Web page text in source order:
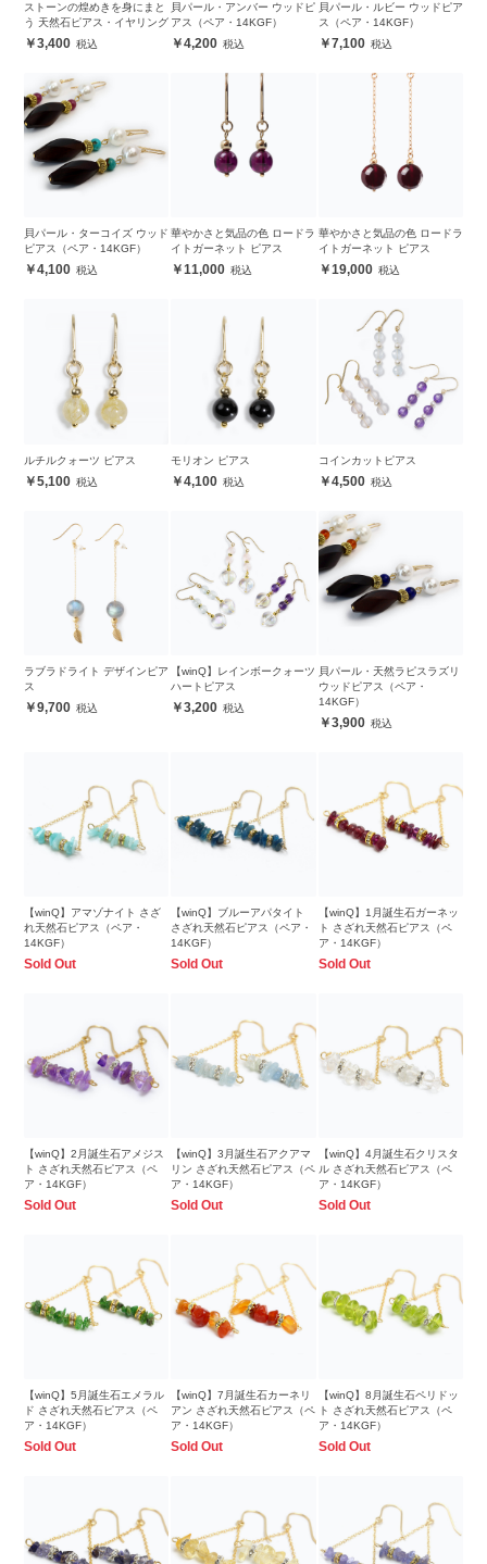
ストーンの煌めきを身にまと
う 天然石ピアス・イヤリング
3,400
貝パール・アンバー ウッドピ
アス（ペア・14KGF）
4,200
貝パール・ルビー ウッドピア
ス（ペア・14KGF）
7,100
貝パール・ターコイズ ウッド
ピアス（ペア・14KGF）
4,100
華やかさと気品の色 ロードラ
イトガーネット ピアス
11,000
華やかさと気品の色 ロードラ
イトガーネット ピアス
19,000
ルチルクォーツ ピアス
5,100
モリオン ピアス
4,100
コインカットピアス
4,500
ラブラドライト デザインピア
ス
9,700
【winQ】レインボークォーツ
ハートピアス
3,200
貝パール・天然ラピスラズリ
ウッドピアス（ペア・
14KGF）
3,900
【winQ】アマゾナイト さざ
れ天然石ピアス（ペア・
14KGF）
Sold Out
【winQ】ブルーアパタイト
さざれ天然石ピアス（ペア・
14KGF）
Sold Out
【winQ】1月誕生石ガーネッ
ト さざれ天然石ピアス（ペ
ア・14KGF）
Sold Out
【winQ】2月誕生石アメジス
ト さざれ天然石ピアス（ペ
ア・14KGF）
Sold Out
【winQ】3月誕生石アクアマ
リン さざれ天然石ピアス（ペ
ア・14KGF）
Sold Out
【winQ】4月誕生石クリスタ
ル さざれ天然石ピアス（ペ
ア・14KGF）
Sold Out
【winQ】5月誕生石エメラル
ド さざれ天然石ピアス（ペ
ア・14KGF）
Sold Out
【winQ】7月誕生石カーネリ
アン さざれ天然石ピアス（ペ
ア・14KGF）
Sold Out
【winQ】8月誕生石ペリドッ
ト さざれ天然石ピアス（ペ
ア・14KGF）
Sold Out